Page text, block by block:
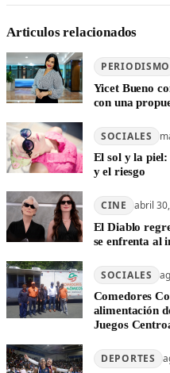
Articulos relacionados
PERIODISMO
Yicet Bueno
con una
SOCIALES
El sol y la
y el riesgo
CINE abril
El Diablo
se enfrenta al
SOCIALES
Comedores
alimentación
Juegos
DEPORTES